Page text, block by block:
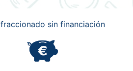
sin financiación